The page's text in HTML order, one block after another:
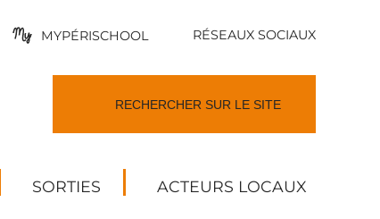
MYPÉRISCHOOL RÉSEAUX SOCIAUX
SORTIES ACTEURS LOCAUX